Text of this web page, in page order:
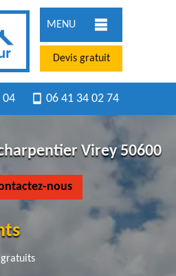
MENU
Devis gratuit
04 06 41 34 02 74
Virey 50600
nous